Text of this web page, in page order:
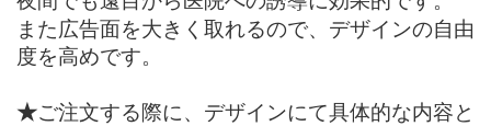
また広告面を大きく取れるので、デザインの自由
度を高めです。
★ご注文する際に、デザインにて具体的な内容と